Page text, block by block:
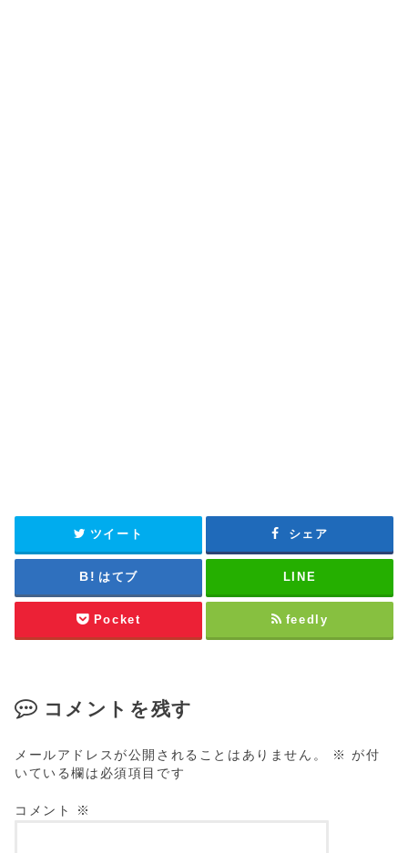
ツイート シェア
はてブ LINE
Pocket feedly
コメントを残す
メールアドレスが公開されることはありません。 ※ が付
いている欄は必須項目です
コメント ※